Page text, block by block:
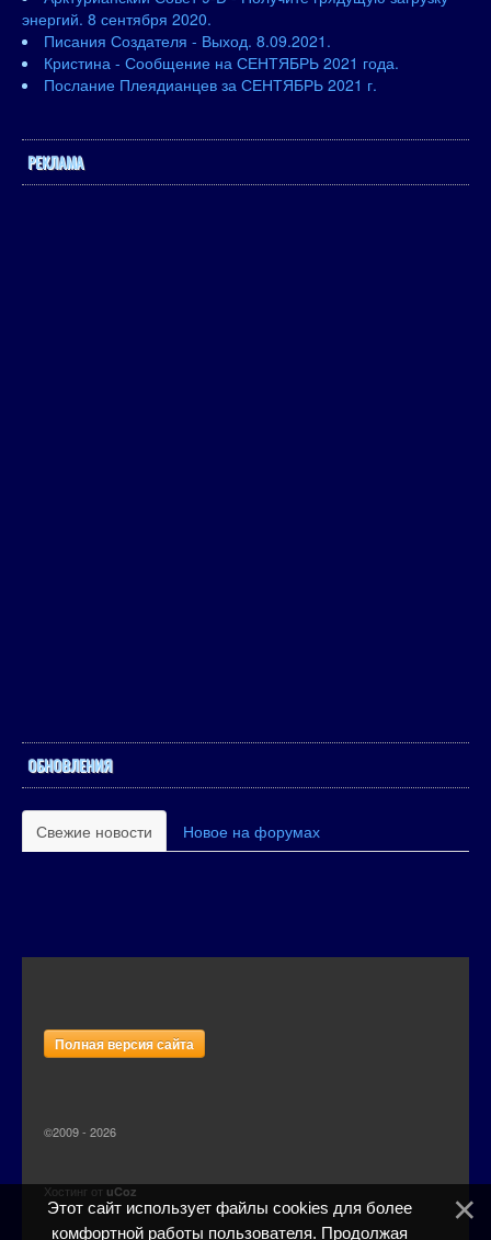
энергий. 8 сентября 2020.
Писания Создателя - Выход. 8.09.2021.
Кристина - Сообщение на СЕНТЯБРЬ 2021 года.
Послание Плеядианцев за СЕНТЯБРЬ 2021 г.
РЕКЛАМА
ОБНОВЛЕНИЯ
Свежие новости Новое на форумах
Полная версия сайта
©2009 - 2026
Хостинг от uCoz
Этот сайт использует файлы cookies для более
комфортной работы пользователя. Продолжая